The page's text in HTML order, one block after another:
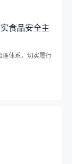
食品安全主
理体系，切实履行